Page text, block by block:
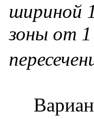
шириной
зоны от 1